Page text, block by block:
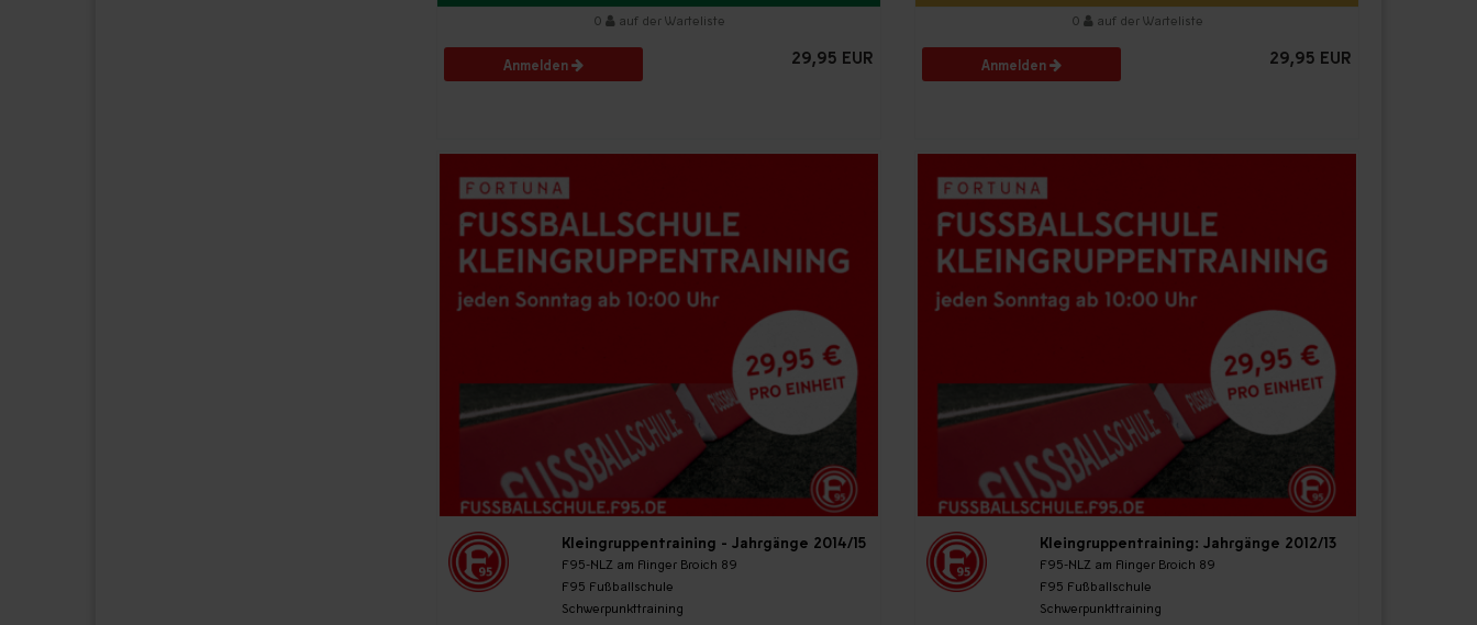
0 auf der Warteliste
Anmelden 29,95 EUR
0 auf der Warteliste
Anmelden 29,95 EUR
Kleingruppentraining - Jahrgänge 2014/15
F95-NLZ am Flinger Broich 89
F95 Fußballschule
Schwerpunkttraining
Kleingruppentraining: Jahrgänge 2012/13
F95-NLZ am Flinger Broich 89
F95 Fußballschule
Schwerpunkttraining